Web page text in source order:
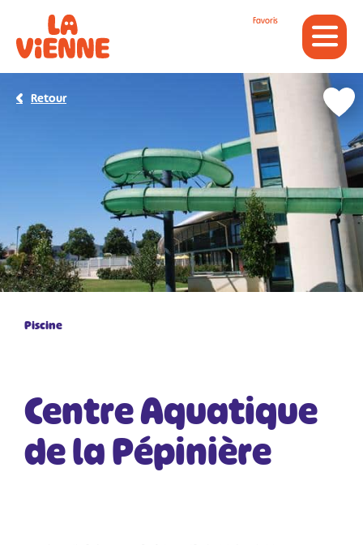
Favoris
Piscine
Centre Aquatique
de la Pépinière
Retour